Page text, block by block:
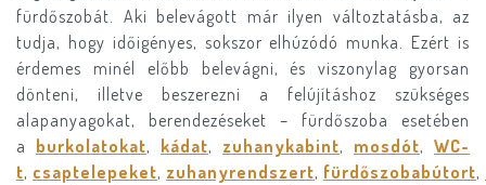
fürdőszobát. Aki belevágott már ilyen változtatásba, az
tudja, hogy időigényes, sokszor elhúzódó munka. Ezért is
érdemes minél előbb belevágni, és viszonylag gyorsan
dönteni, illetve beszerezni a felújításhoz szükséges
alapanyagokat, berendezéseket – fürdőszoba esetében
a burkolatokat, kádat, zuhanykabint, mosdót, WC-
t, csaptelepeket, zuhanyrendszert, fürdőszobabútort,